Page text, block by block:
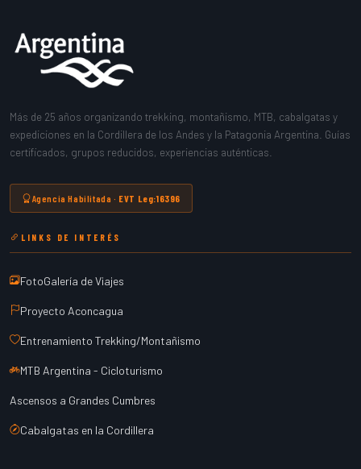
Más de 25 años organizando trekking, montañismo, MTB, cabalgatas y
expediciones en la Cordillera de los Andes y la Patagonia Argentina. Guías
certificados, grupos reducidos, experiencias auténticas.
Agencia Habilitada · EVT Leg:16396
LINKS DE INTERÉS
FotoGalería de Viajes
Proyecto Aconcagua
Entrenamiento Trekking/Montañismo
MTB Argentina - Cicloturismo
Ascensos a Grandes Cumbres
Cabalgatas en la Cordillera